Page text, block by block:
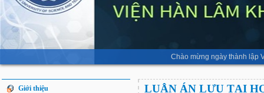
Chào mừng ngày thành lập
Giới thiệu
LUẬN ÁN LƯU TẠI